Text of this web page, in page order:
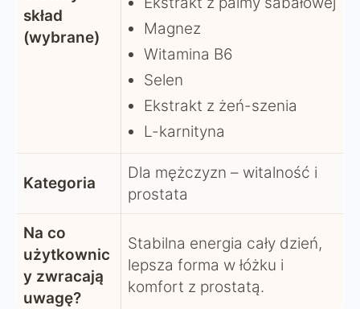
skład
(wybrane)
Magnez
Witamina B6
Selen
Ekstrakt z żeń-szenia
L-karnityna
Kategoria
Dla mężczyzn – witalność i
prostata
Na co
użytkownic
y zwracają
uwagę?
Stabilna energia cały dzień,
lepsza forma w łóżku i
komfort z prostatą.